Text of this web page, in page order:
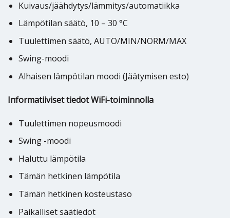
Kuivaus/jäähdytys/lämmitys/automatiikka
Lämpötilan säätö, 10 – 30 °C
Tuulettimen säätö, AUTO/MIN/NORM/MAX
Swing-moodi
Alhaisen lämpötilan moodi (Jäätymisen esto)
Informatiiviset tiedot WiFi-toiminnolla
Tuulettimen nopeusmoodi
Swing -moodi
Haluttu lämpötila
Tämän hetkinen lämpötila
Tämän hetkinen kosteustaso
Paikalliset säätiedot